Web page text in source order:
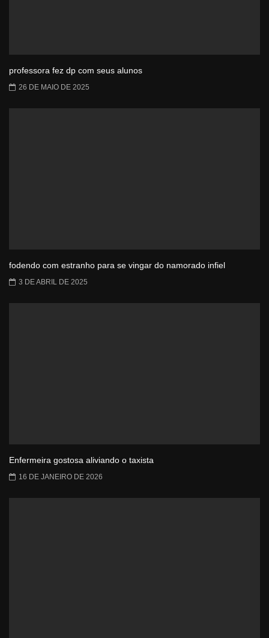
professora fez dp com seus alunos
26 DE MAIO DE 2025
fodendo com estranho para se vingar do namorado infiel
3 DE ABRIL DE 2025
Enfermeira gostosa aliviando o taxista
16 DE JANEIRO DE 2026